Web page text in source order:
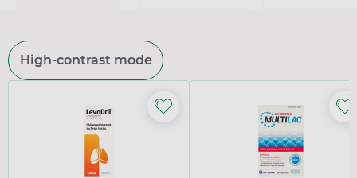
High-contrast mode